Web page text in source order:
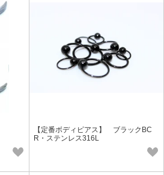
【定番ボディピアス】 ブラックBC
R・ステンレス316L